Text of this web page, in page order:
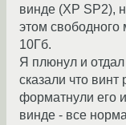
винде (XP SP2),
этом свободного
10Гб.
Я плюнул и
сказали что
форматнули его
винде - все